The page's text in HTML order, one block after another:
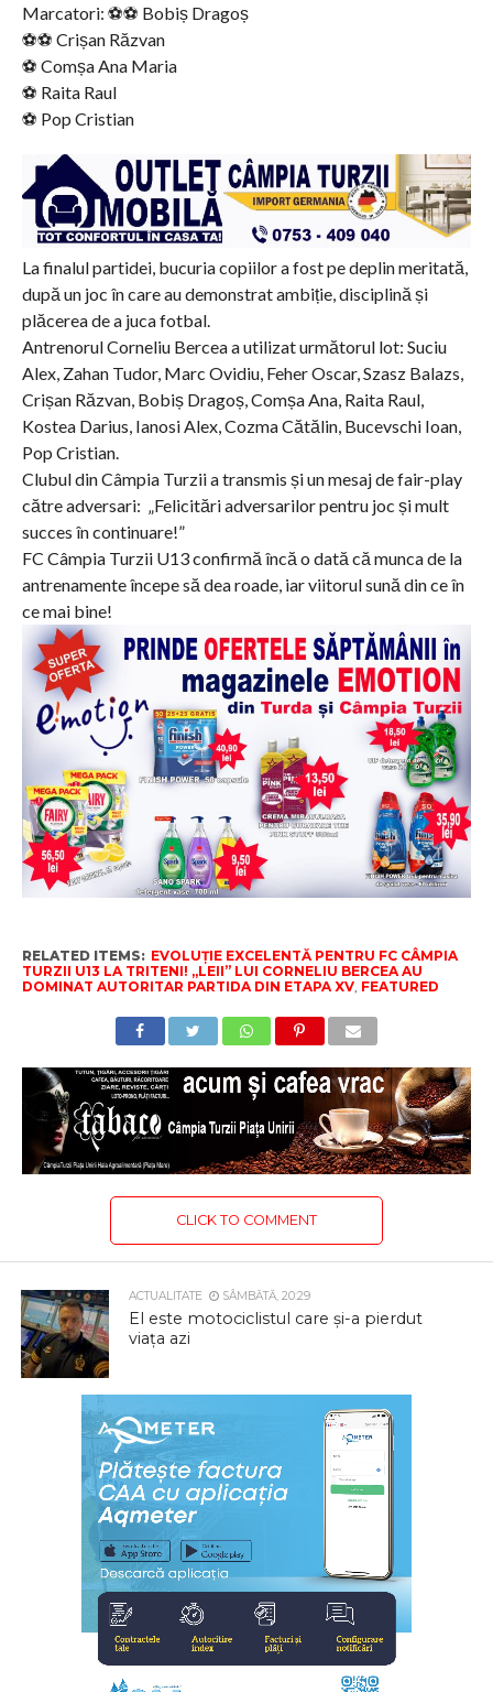
Marcatori: ⚽️⚽️ Bobiș Dragoș
⚽️⚽️ Crișan Răzvan
⚽️ Comșa Ana Maria
⚽️ Raita Raul
⚽️ Pop Cristian
La finalul partidei, bucuria copiilor a fost pe deplin meritată,
după un joc în care au demonstrat ambiție, disciplină și
plăcerea de a juca fotbal.
Antrenorul Corneliu Bercea a utilizat următorul lot: Suciu
Alex, Zahan Tudor, Marc Ovidiu, Feher Oscar, Szasz Balazs,
Crișan Răzvan, Bobiș Dragoș, Comșa Ana, Raita Raul,
Kostea Darius, Ianosi Alex, Cozma Cătălin, Bucevschi Ioan,
Pop Cristian.
Clubul din Câmpia Turzii a transmis și un mesaj de fair-play
către adversari: „Felicitări adversarilor pentru joc și mult
succes în continuare!”
FC Câmpia Turzii U13 confirmă încă o dată că munca de la
antrenamente începe să dea roade, iar viitorul sună din ce în
ce mai bine!
RELATED ITEMS: EVOLUȚIE EXCELENTĂ PENTRU FC CÂMPIA
TURZII U13 LA TRITENI! „LEII” LUI CORNELIU BERCEA AU
DOMINAT AUTORITAR PARTIDA DIN ETAPA XV, FEATURED
CLICK TO COMMENT
ACTUALITATE SÂMBĂTĂ, 20:29
El este motociclistul care și-a pierdut
viața azi